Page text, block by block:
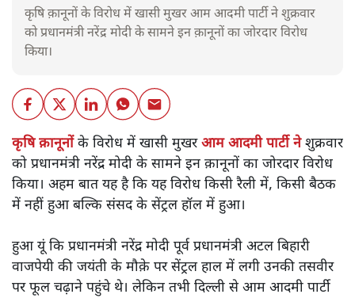
कृषि क़ानूनों के विरोध में खासी मुखर आम आदमी पार्टी ने शुक्रवार
को प्रधानमंत्री नरेंद्र मोदी के सामने इन क़ानूनों का जोरदार विरोध
किया।
कृषि क़ानूनोंके विरोध में खासी मुखरआम आदमी पार्टी नेशुक्रवार
को प्रधानमंत्री नरेंद्र मोदी के सामने इन क़ानूनों का जोरदार विरोध
किया। अहम बात यह है कि यह विरोध किसी रैली में, किसी बैठक
में नहीं हुआ बल्कि संसद के सेंट्रल हॉल में हुआ।
हुआ यूं कि प्रधानमंत्री नरेंद्र मोदी पूर्व प्रधानमंत्री अटल बिहारी
वाजपेयी की जयंती के मौक़े पर सेंट्रल हाल में लगी उनकी तसवीर
पर फूल चढ़ाने पहुंचे थे। लेकिन तभी दिल्ली से आम आदमी पार्टी